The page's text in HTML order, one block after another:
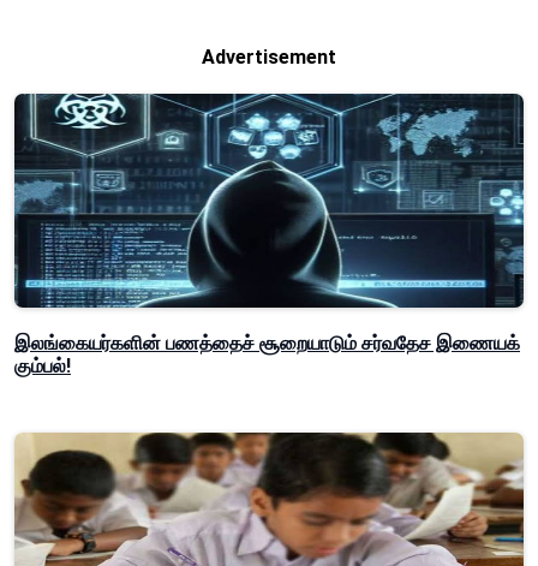
Advertisement
இலங்கையர்களின் பணத்தைச் சூறையாடும் சர்வதேச இணையக்
கும்பல்!